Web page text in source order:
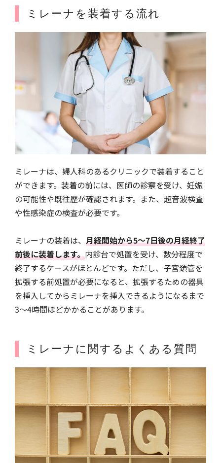
ミレーナを装着する流れ
ミレーナは、婦人科のあるクリニックで装着すること
ができます。装着の前には、医師の診察を受け、妊娠
の可能性や既往歴が確認されます。また、超音波検査
や性感染症の検査が必要です。
ミレーナの装着は、 月経開始から5～7日後の月経終了
前後に装着します。内診台で処置を受け、数分程度で
終了するケースがほとんどです。ただし、子宮頚管を
拡張する前処置が必要になると、拡張するための器具
を挿入してからミレーナを挿入できるようになるまで
3～4時間ほどかかることがあります。
ミレーナに関するよくある質問